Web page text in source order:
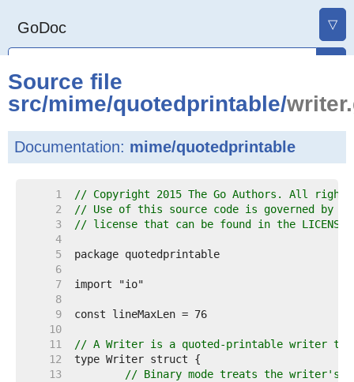
GoDoc ▽
Source file
src/mime/quotedprintable/
Documentation: mime/quotedprintable
     1
// Copyright 2015 The Go Authors. All
     2
// Use of this source code is governed by a
     3
// license that can be found in the
     4
     5
     6
     7
     8
     9
    10
    11
// A Writer is a quoted-printable writer
    12
    13
// Binary mode treats the writer's